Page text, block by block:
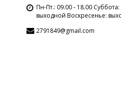
Пн-Пт.: 09.00 - 18.00 Суббота:
выходной Воскресенье:
2791849@gmail.com